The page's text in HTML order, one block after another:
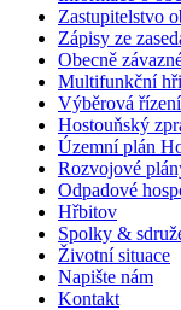
Zastupitelstvo
Zápisy ze
Obecně
Multifunkční
Výběrová
Hostouňský
Územní plán
Rozvojové
Odpadové
Hřbitov
Spolky &
Životní situace
Napište nám
Kontakt